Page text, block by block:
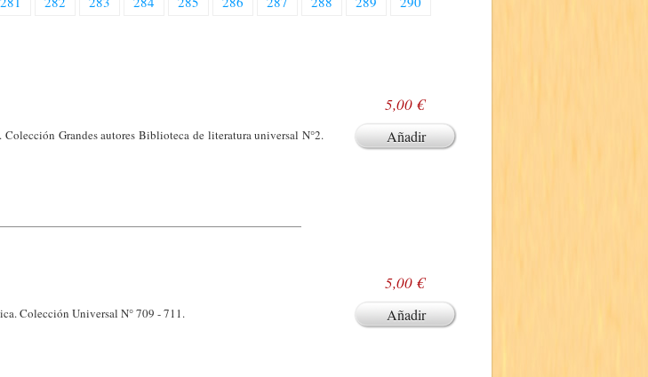
Grandes autores Biblioteca de literatura universal N°2.
5,00 €
Añadir
Colección Universal N° 709 - 711.
5,00 €
Añadir